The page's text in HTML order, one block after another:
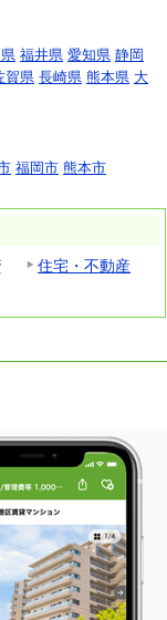
福井県 愛知県 静岡
賀県 長崎県 熊本県 大
福岡市 熊本市
住宅・不動産